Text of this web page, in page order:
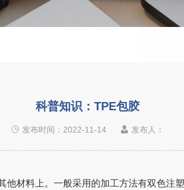
科普知识：TPE包胶
发布时间：2022-11-14 发布人：
他材料上。一般采用的加工方法有双色注